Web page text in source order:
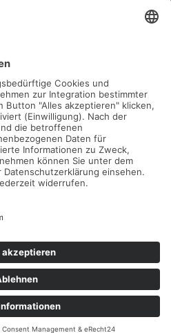
unseren Newsletter an